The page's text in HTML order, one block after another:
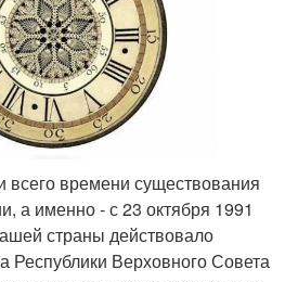
всего времени существования
а именно - с 23 октября 1991
страны действовало
Республики Верховного Совета